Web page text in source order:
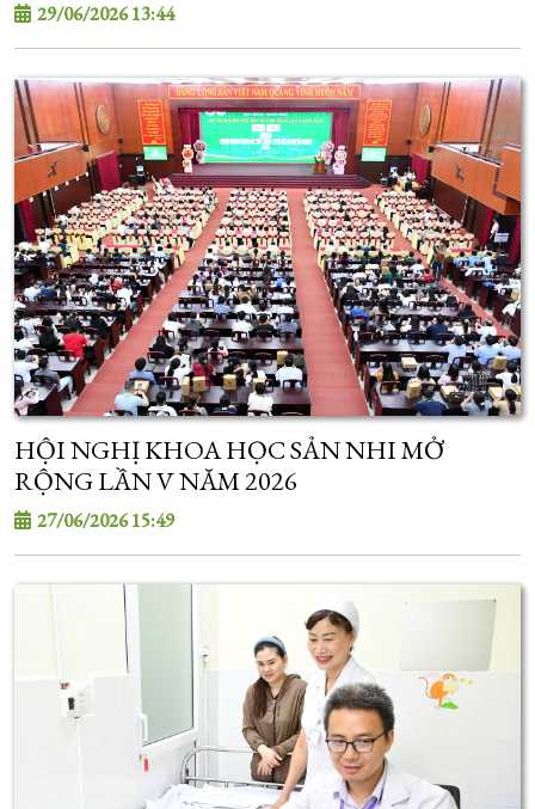
29/06/2026 13:44
HỘI NGHỊ KHOA HỌC SẢN NHI MỞ
RỘNG LẦN V NĂM 2026
27/06/2026 15:49